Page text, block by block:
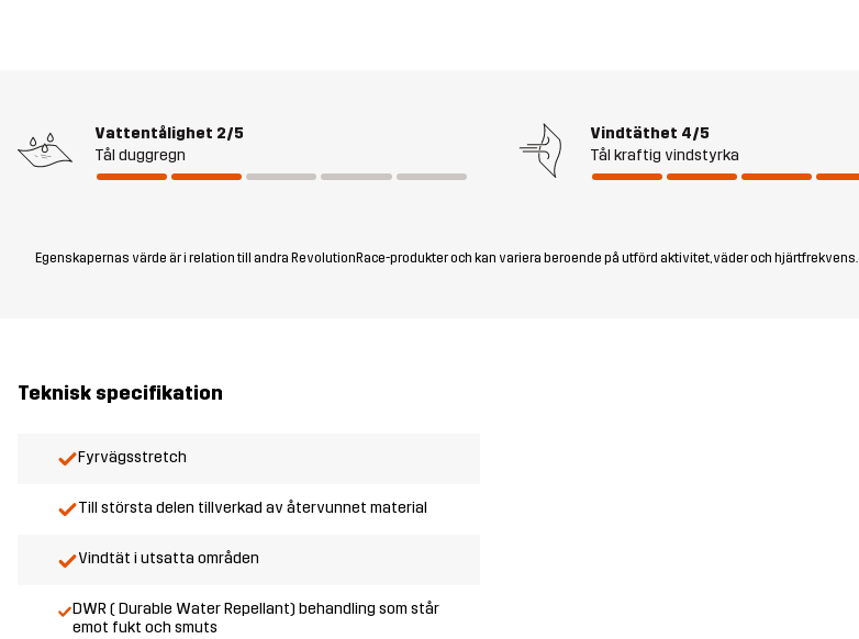
Vattentålighet 2/5
Tål duggregn
Vindtäthet 4/5
Tål kraftig vindstyrka
Egenskapernas värde är i relation till andra RevolutionRace-produkter och kan variera beroende på utförd aktivitet, väder och hjärtfrekvens.
Teknisk specifikation
Fyrvägsstretch
Till största delen tillverkad av återvunnet material
Vindtät i utsatta områden
DWR ( Durable Water Repellant) behandling som står
emot fukt och smuts